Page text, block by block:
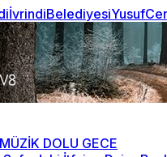
İvrindiBelediyesi
DOLU GECE